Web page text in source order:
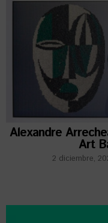
Alexandre
Art
2 diciembre,